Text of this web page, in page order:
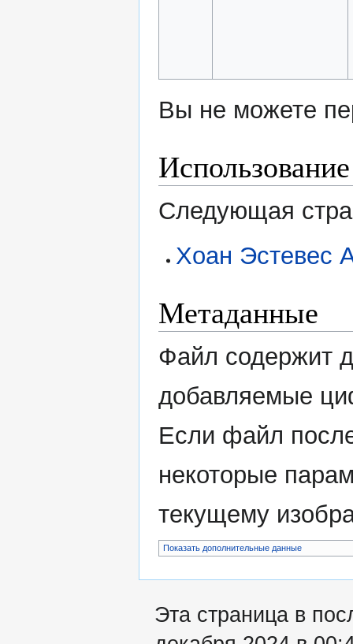
Вы не можете
Следующая
Хоан Эстевес
Метаданные
Файл содержит
добавляемые
Если файл
некоторые
текущему
Показать дополнительные данные
Эта страница в